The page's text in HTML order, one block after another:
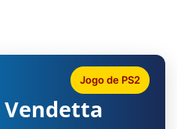
Vendetta
Jogo de PS2